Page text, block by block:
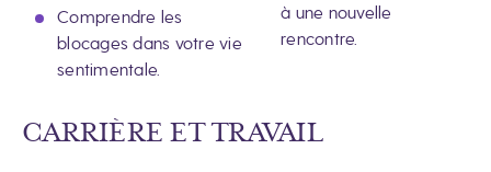
Comprendre les
blocages dans votre vie
sentimentale.
à une nouvelle
rencontre.
CARRIÈRE ET TRAVAIL